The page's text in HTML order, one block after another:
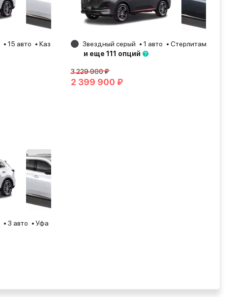
15 авто Казань
2025Звездный серый 1 авто Стерлитамак
и еще 111 опций
3 229 900 ₽
2 399 900 ₽
3 авто Уфа